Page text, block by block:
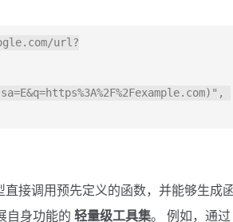
url?
接调用预先定义的函数，并能够生成
自身功能的 轻量级工具集。 例如，通过